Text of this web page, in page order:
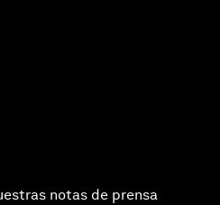
notas de prensa